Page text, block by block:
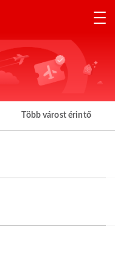
Több várost érintő